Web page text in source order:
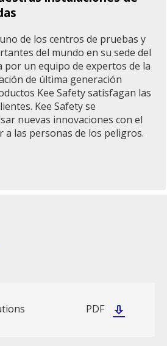
de los centros de pruebas y
del mundo en su sede del
por un equipo de expertos de la
de última generación
Kee Safety satisfagan las
Kee Safety se
nuevas innovaciones con el
las personas de los peligros.
PDF